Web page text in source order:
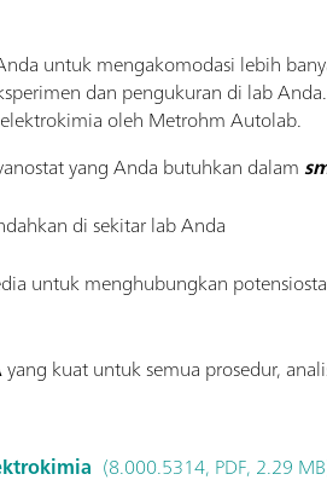
untuk mengakomodasi lebih
dan pengukuran di lab
oleh Metrohm Autolab.
yang Anda butuhkan dalam
di sekitar lab Anda
untuk menghubungkan
yang kuat untuk semua prosedur,
(8.000.5314, PDF, 2.29